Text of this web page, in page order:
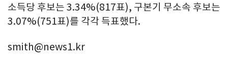
소득당 후보는 3.34%(817표), 구본기 무소속 후보는
3.07%(751표)를 각각 득표했다.
smith@news1.kr